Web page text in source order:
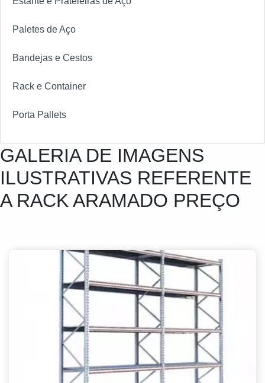
Paletes de Aço
Bandejas e Cestos
Rack e Container
Porta Pallets
GALERIA DE IMAGENS
ILUSTRATIVAS REFERENTE
A RACK ARAMADO PREÇO